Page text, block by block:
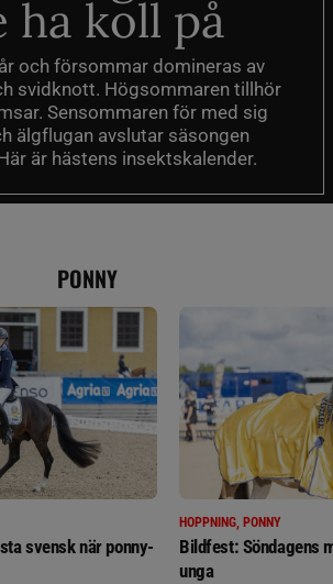
ha koll på
och försommar domineras av
svidknott. Högsommaren tillhör
Sensommaren för med sig
älgflugan avslutar säsongen
är hästens insektskalender.
PONNY
svensk när ponny-
HOPPNING, PONNY
Bildfest: Söndagens
unga